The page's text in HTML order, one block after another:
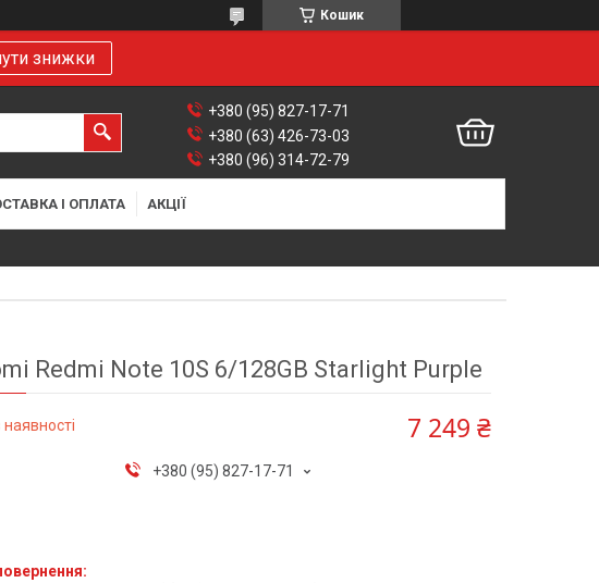
Кошик
знижки
+380 (95) 827-17-71
+380 (63) 426-73-03
+380 (96) 314-72-79
І ОПЛАТА АКЦІЇ
Redmi Note 10S 6/128GB Starlight Purple
7 249 ₴
+380 (95) 827-17-71